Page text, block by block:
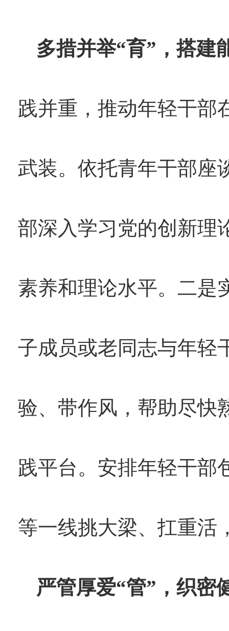
多措并举“育”，搭建
践并重，推动年轻干部
武装。依托青年干部座
部深入学习党的创新理
素养和理论水平。二是
子成员或老同志与年轻
验、带作风，帮助尽快
践平台。安排年轻干部
等一线挑大梁、扛重活
严管厚爱“管”，织密